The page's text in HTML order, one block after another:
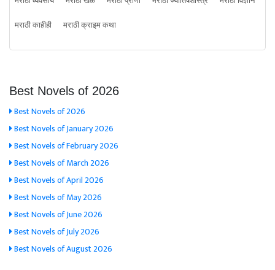
मराठी काहीही
मराठी क्राइम कथा
Best Novels of 2026
Best Novels of 2026
Best Novels of January 2026
Best Novels of February 2026
Best Novels of March 2026
Best Novels of April 2026
Best Novels of May 2026
Best Novels of June 2026
Best Novels of July 2026
Best Novels of August 2026